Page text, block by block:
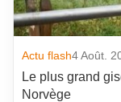
Actu flash4 Août.
Le plus grand
Norvège